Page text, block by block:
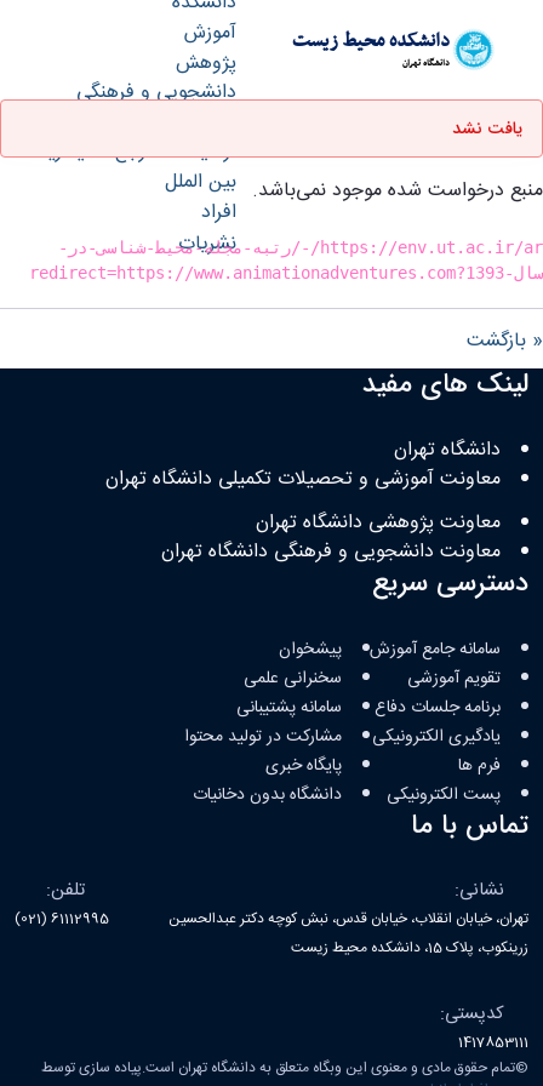
دانشکده محیط زیست
دانشگاه تهران
آموزش
پژوهش
دانشجویی و فرهنگی
آزمایشگاه مرجع محيط‌زيست
بین الملل
افراد
نشریات
وضعیت - env- دانشکده محیط زیست
یافت نشد
منبع درخواست شده موجود نمی‌باشد.
https://env.ut.ac.ir/ar/-/رتبه-مجله-محیط-شناسی-در-
سال-1393?redirect=https://www.animationadventures.com
« بازگشت
لینک های مفید
دانشگاه تهران
معاونت آموزشی و تحصیلات تکمیلی دانشگاه تهران
معاونت پژوهشی دانشگاه تهران
معاونت دانشجویی و فرهنگی دانشگاه تهران
دسترسی سریع
سامانه جامع آموزش
تقویم آموزشی
برنامه جلسات دفاع
یادگیری الکترونیکی
فرم ها
پست الکترونیکی
پیشخوان
سخنرانی علمی
سامانه پشتیبانی
مشارکت در تولید محتوا
پایگاه خبری
دانشگاه بدون دخانیات
تماس با ما
نشانی:
تهران، خیابان انقلاب، خیابان قدس، نبش کوچه دکتر عبدالحسین
زرینکوب، پلاک 15، دانشکده محیط زیست
تلفن:
61112995 (021)
کدپستی:
1417853111
©تمام حقوق مادی و معنوی این وبگاه متعلق به دانشگاه تهران است.پیاده سازی توسط